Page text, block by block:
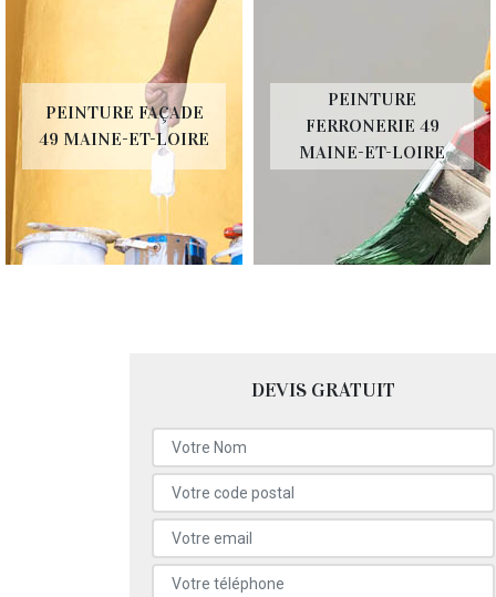
PEINTURE FAÇADE
49 MAINE-ET-LOIRE
PEINTURE
FERRONERIE 49
MAINE-ET-LOIRE
DEVIS GRATUIT